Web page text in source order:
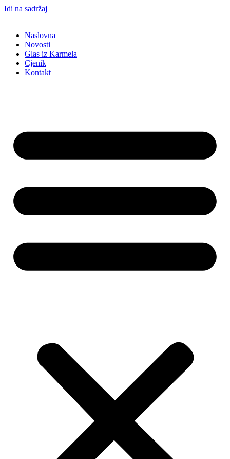
Idi na sadržaj
Naslovna
Novosti
Glas iz Karmela
Cjenik
Kontakt